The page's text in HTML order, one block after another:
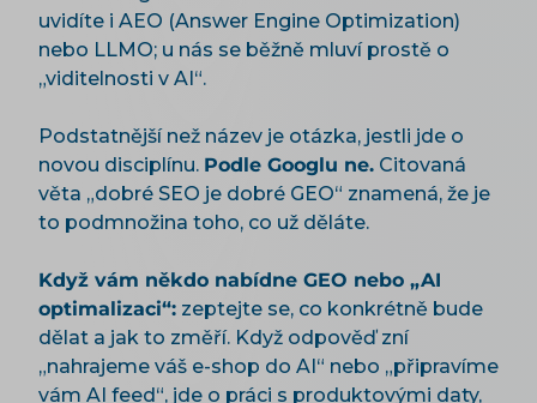
uvidíte i AEO (Answer Engine Optimization)
nebo LLMO; u nás se běžně mluví prostě o
„viditelnosti v AI“.
Podstatnější než název je otázka, jestli jde o
novou disciplínu. Podle Googlu ne. Citovaná
věta „dobré SEO je dobré GEO“ znamená, že je
to podmnožina toho, co už děláte.
Když vám někdo nabídne GEO nebo „AI
optimalizaci“: zeptejte se, co konkrétně bude
dělat a jak to změří. Když odpověď zní
„nahrajeme váš e-shop do AI“ nebo „připravíme
vám AI feed“, jde o práci s produktovými daty,